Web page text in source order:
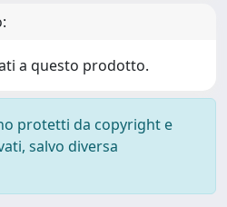
a questo prodotto.
protetti da copyright e
salvo diversa